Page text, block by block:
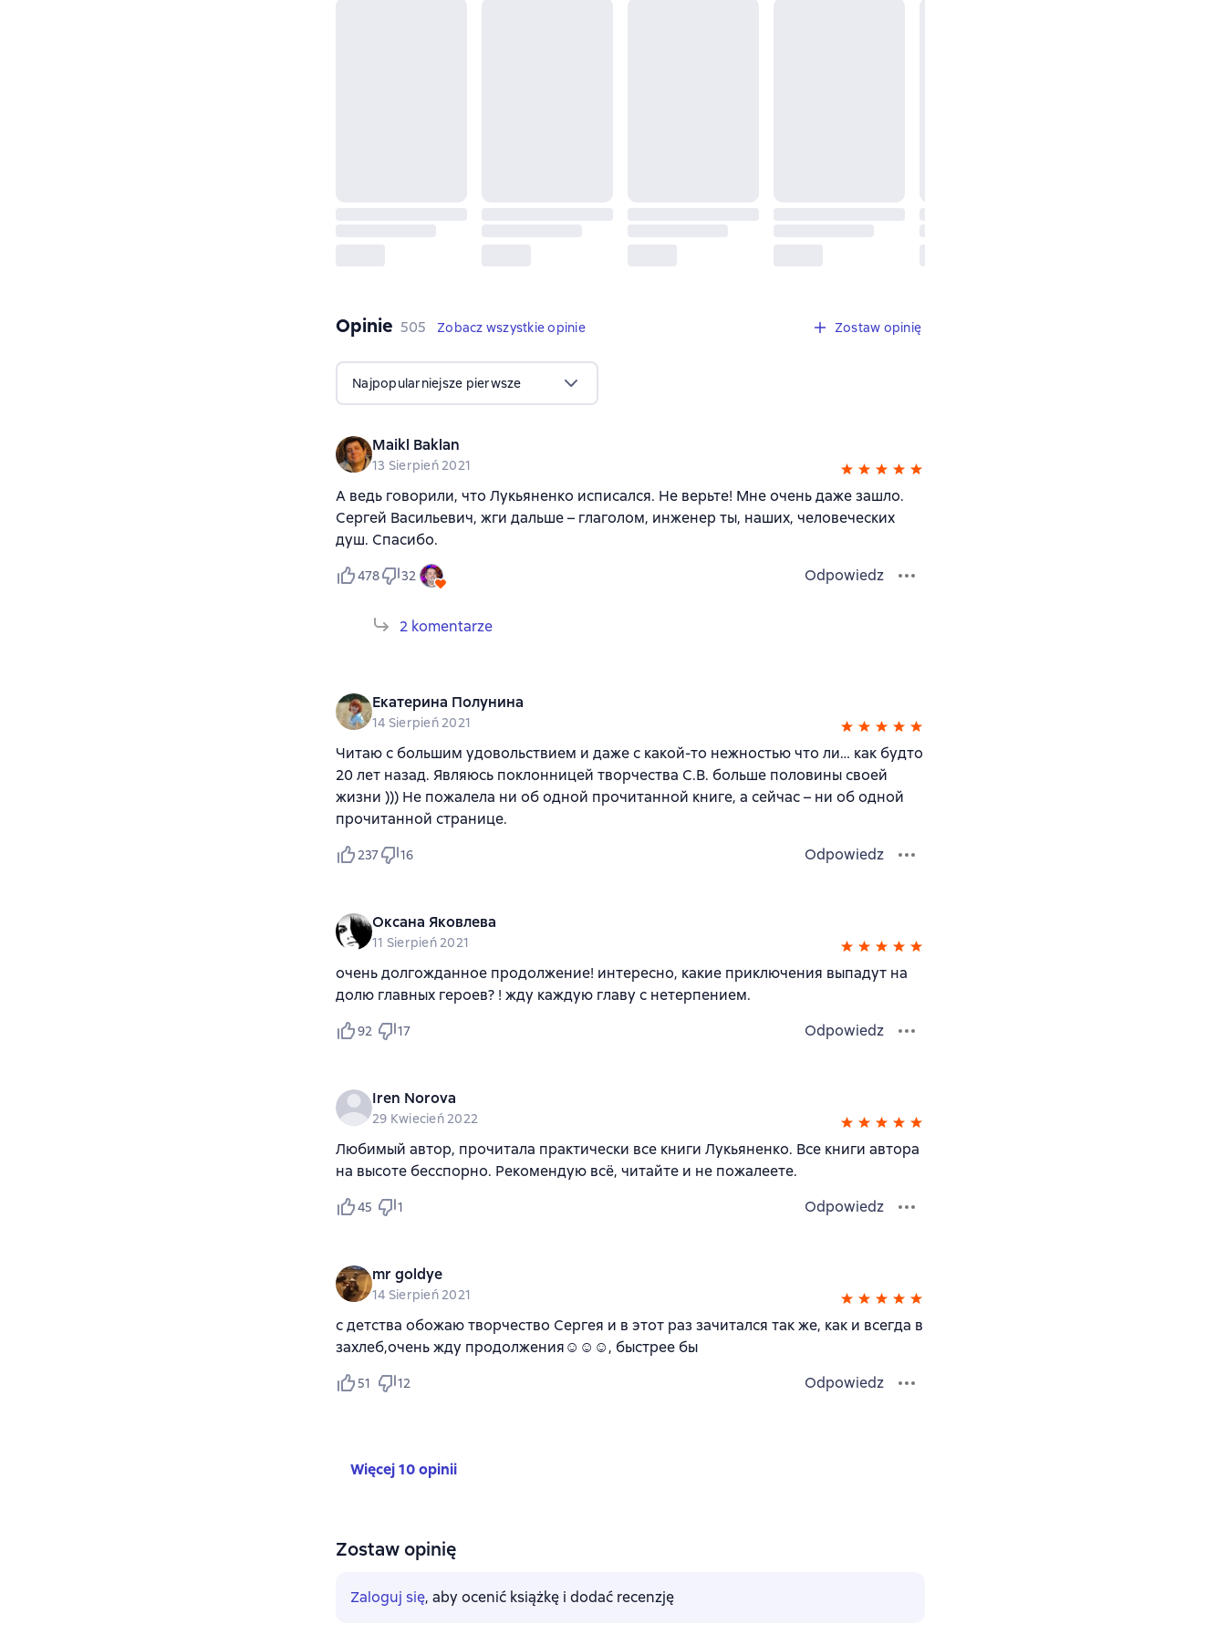
Opinie 505 opinie
505 Zobacz wszystkie opinie Zostaw opinię
Najpopularniejsze pierwsze
Maikl Baklan
13 Sierpień 2021
А ведь говорили, что Лукьяненко исписался. Не верьте! Мне очень даже зашло.
Сергей Васильевич, жги дальше – глаголом, инженер ты, наших, человеческих
душ. Спасибо.
478 32 Odpowiedz
2 komentarze
Екатерина Полунина
14 Sierpień 2021
Читаю с большим удовольствием и даже с какой-то нежностью что ли… как будто
20 лет назад. Являюсь поклонницей творчества С.В. больше половины своей
жизни ))) Не пожалела ни об одной прочитанной книге, а сейчас – ни об одной
прочитанной странице.
237 16 Odpowiedz
Оксана Яковлева
11 Sierpień 2021
очень долгожданное продолжение! интересно, какие приключения выпадут на
долю главных героев? ! жду каждую главу с нетерпением.
92 17 Odpowiedz
Iren Norova
29 Kwiecień 2022
Любимый автор, прочитала практически все книги Лукьяненко. Все книги автора
на высоте бесспорно. Рекомендую всё, читайте и не пожалеете.
45 1 Odpowiedz
mr goldye
14 Sierpień 2021
с детства обожаю творчество Сергея и в этот раз зачитался так же, как и всегда в
захлеб,очень жду продолжения☺☺☺, быстрее бы
51 12 Odpowiedz
Więcej 10 opinii
Zostaw opinię
Zaloguj się, aby ocenić książkę i dodać recenzję